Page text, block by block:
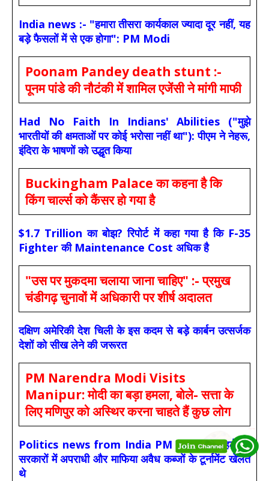
India news :- "हमारा तीसरा कार्यकाल ज्यादा दूर नहीं, यह
बड़े फैसलों में से एक होगा": PM Modi
Poonam Pandey death stunt :-
पूनम पांडे की नौटंकी में शामिल एजेंसी ने मांगी माफी
Had No Faith In Indians' Abilities ("मुझे
भारतीयों की क्षमताओं पर कोई भरोसा नहीं था"): पीएम ने नेहरू,
इंदिरा के भाषणों को उद्धृत किया
Buckingham Palace का कहना है कि
किंग चार्ल्स को कैंसर हो गया है
$1.7 Trillion का बोझ? रिपोर्ट में कहा गया है कि F-35
Fighter की Maintenance Cost अधिक है
"उस पर मुकदमा चलाया जाना चाहिए" :- प्रमुख
चंडीगढ़ चुनावों में अधिकारी पर शीर्ष अदालत
दक्षिण अमेरिकी देश चिली के इस कदम से बड़े कार्बन उत्सर्जक
देशों को सीख लेने की जरूरत
PM Narendra Modi Visits
Manipur: मोदी का बड़ा हमला, बोले- सत्ता के
लिए मणिपुर को अस्थिर करना चाहते हैं कुछ लोग
Politics news from India PM Modi :- पहले की
सरकारों में अपराधी और माफिया अवैध कब्जों के टूर्नामेंट खेलते
थे